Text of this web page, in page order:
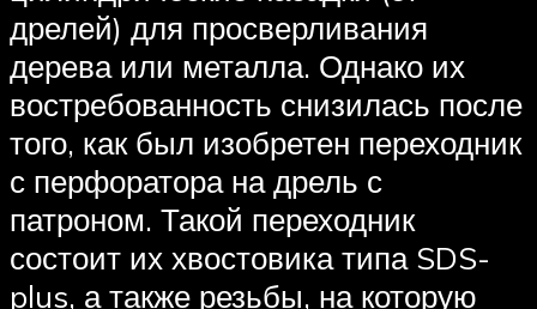
дрелей) для просверливания
дерева или металла. Однако их
востребованность снизилась после
того, как был изобретен переходник
с перфоратора на дрель с
патроном. Такой переходник
состоит их хвостовика типа SDS-
plus, а также резьбы, на которую